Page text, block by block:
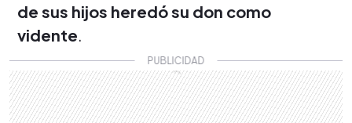
de sus hijos heredó su don como
vidente.